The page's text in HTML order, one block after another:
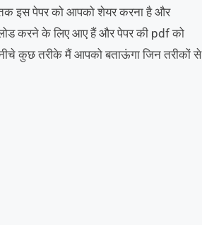
तक इस पेपर को आपको शेयर करना है और
करने के लिए आए हैं और पेपर की pdf को
कुछ तरीके मैं आपको बताऊंगा जिन तरीकों से